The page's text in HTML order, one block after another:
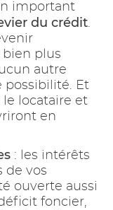
important
du crédit.
plus
autre
possibilité. Et
le locataire et
en
: les intérêts
de vos
ouverte aussi
foncier,